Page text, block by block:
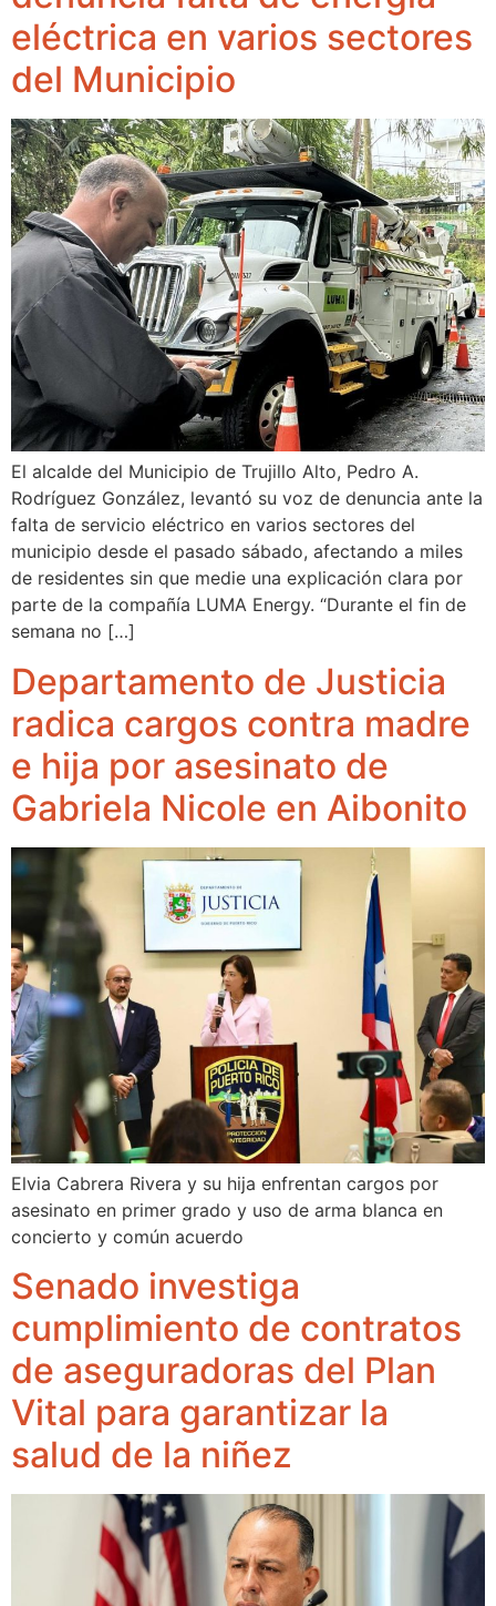
eléctrica en varios sectores
del Municipio
El alcalde del Municipio de Trujillo Alto, Pedro A.
Rodríguez González, levantó su voz de denuncia ante la
falta de servicio eléctrico en varios sectores del
municipio desde el pasado sábado, afectando a miles
de residentes sin que medie una explicación clara por
parte de la compañía LUMA Energy. “Durante el fin de
semana no […]
Departamento de Justicia
radica cargos contra madre
e hija por asesinato de
Gabriela Nicole en Aibonito
Elvia Cabrera Rivera y su hija enfrentan cargos por
asesinato en primer grado y uso de arma blanca en
concierto y común acuerdo
Senado investiga
cumplimiento de contratos
de aseguradoras del Plan
Vital para garantizar la
salud de la niñez